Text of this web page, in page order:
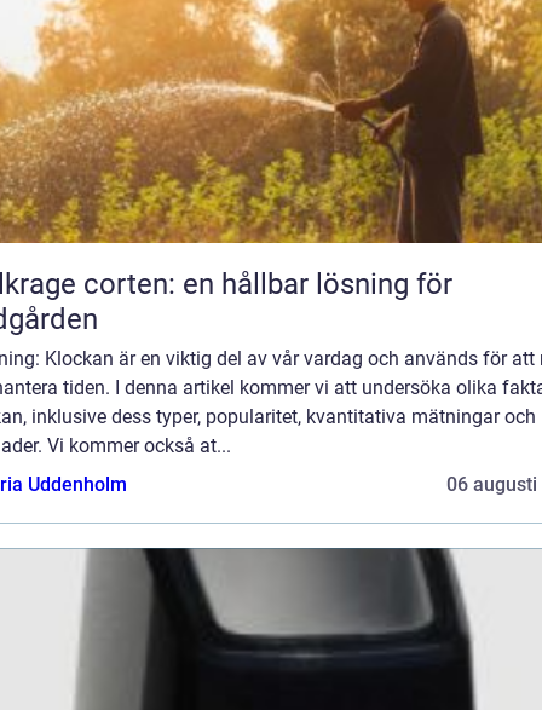
corten: en hållbar lösning för
Klockan är en viktig del av vår vardag och används för att
tiden. I denna artikel kommer vi att undersöka olika
inklusive dess typer, popularitet, kvantitativa mätningar och
Vi kommer också at...
Uddenholm
06 augusti